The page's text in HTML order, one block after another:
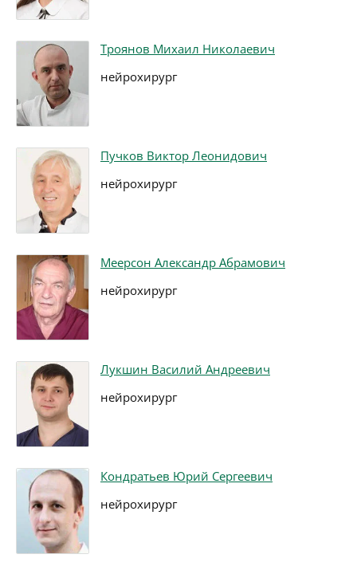
Троянов Михаил Николаевич
нейрохирург
Пучков Виктор Леонидович
нейрохирург
Меерсон Александр Абрамович
нейрохирург
Лукшин Василий Андреевич
нейрохирург
Кондратьев Юрий Сергеевич
нейрохирург